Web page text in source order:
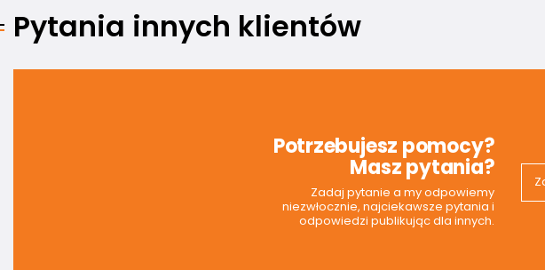
Pytania innych klientów
Potrzebujesz pomocy?
Masz pytania?
Zadaj pytanie a my odpowiemy
niezwłocznie, najciekawsze pytania i
odpowiedzi publikując dla innych.